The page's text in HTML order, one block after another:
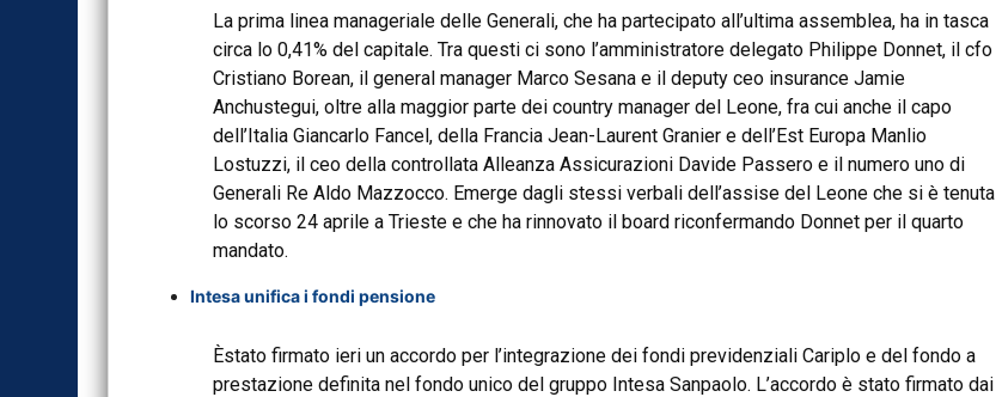
La prima linea manageriale delle Generali, che ha partecipato all’ultima assemblea, ha in tasca
circa lo 0,41% del capitale. Tra questi ci sono l’amministratore delegato Philippe Donnet, il cfo
Cristiano Borean, il general manager Marco Sesana e il deputy ceo insurance Jamie
Anchustegui, oltre alla maggior parte dei country manager del Leone, fra cui anche il capo
dell’Italia Giancarlo Fancel, della Francia Jean-Laurent Granier e dell’Est Europa Manlio
Lostuzzi, il ceo della controllata Alleanza Assicurazioni Davide Passero e il numero uno di
Generali Re Aldo Mazzocco. Emerge dagli stessi verbali dell’assise del Leone che si è tenuta
lo scorso 24 aprile a Trieste e che ha rinnovato il board riconfermando Donnet per il quarto
mandato.
Intesa unifica i fondi pensione
Èstato firmato ieri un accordo per l’integrazione dei fondi previdenziali Cariplo e del fondo a
prestazione definita nel fondo unico del gruppo Intesa Sanpaolo. L’accordo è stato firmato dai